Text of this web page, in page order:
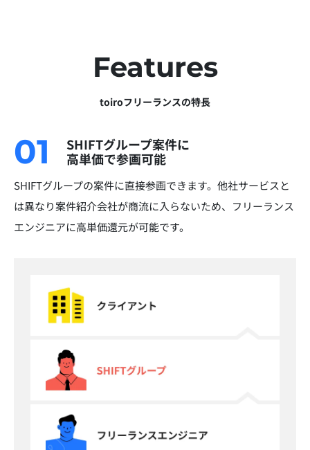
Features
toiroフリーランスの特長
01
SHIFTグループ案件に
高単価で参画可能
SHIFTグループの案件に直接参画できます。他社サービスと
は異なり案件紹介会社が商流に入らないため、フリーランス
エンジニアに高単価還元が可能です。​​